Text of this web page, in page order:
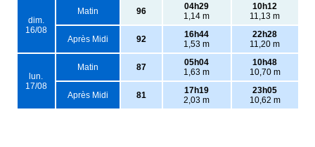
dim.
16/08
Matin 96
04h29
1,14 m
10h12
11,13 m
Après Midi 92
16h44
1,53 m
22h28
11,20 m
lun.
17/08
Matin 87
05h04
1,63 m
10h48
10,70 m
Après Midi 81
17h19
2,03 m
23h05
10,62 m